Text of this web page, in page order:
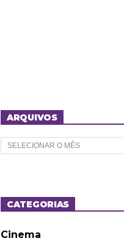
ARQUIVOS
A
r
o
sCATEGORIAS
Cinema